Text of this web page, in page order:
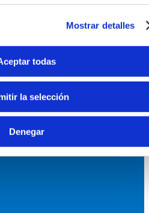
Mostrar detalles
todas
la selección
Denegar
Clima